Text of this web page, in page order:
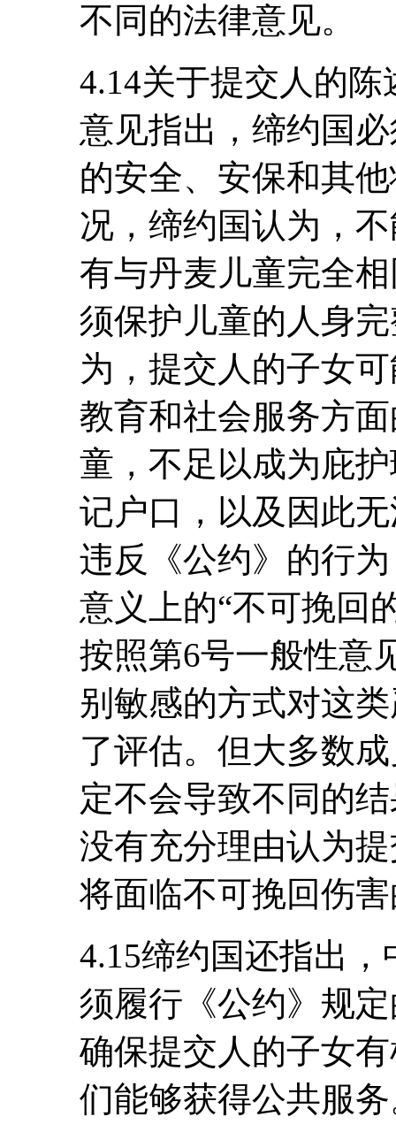
不同的法律意见。
4.14关于提交人的
意见指出，缔约国
的安全、安保和其
况，缔约国认为，
有与丹麦儿童完全
须保护儿童的人身
为，提交人的子女
教育和社会服务方
童，不足以成为庇
记户口，以及因此
违反《公约》的行
意义上的“不可挽回
按照第6号一般性意
别敏感的方式对这
了评估。但大多数
定不会导致不同的
没有充分理由认为
将面临不可挽回伤
4.15缔约国还指出
须履行《公约》规
确保提交人的子女
们能够获得公共服